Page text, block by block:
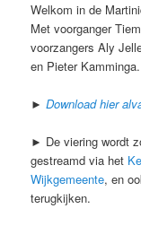
Welkom in de
Met voorganger
voorzangers Aly
en Pieter Kamminga.
►Download hier
► De viering wordt
gestreamd via het
Wijkgemeente, en
terugkijken.